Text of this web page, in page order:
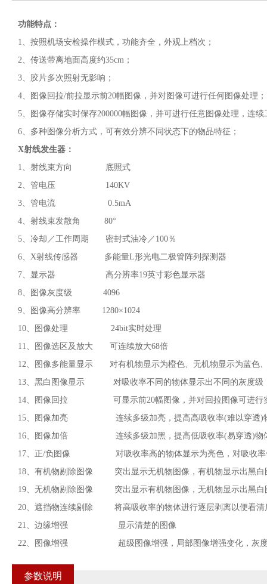
功能特点：
1、按照机场安检操作模式，功能齐全，外观上档次；
2、传送带离地面高度约35cm；
3、胶片多次照射无影响；
4、图像回拉/前拉显示前20幅图像，并对图像可进行任何图像处理；
5、图像存储实时保存200000幅图像，并可进行任意图像处理，连续
6、多种图像分析方式，可有效分辨不同状态下的物品特征；
X射线发生器：
1、射线束方向 底照式
2、管电压 140KV
3、管电流 0.5mA
4、射线束发散角 80°
5、冷却／工作周期 密封式油冷／100％
6、X射线传感器 多能量L形光电二极管阵列探测器
7、显示器 高分辨率19英寸彩色显示器
8、图像灰度级 4096
9、图像高分辨率 1280×1024
10、图像处理 24bit实时处理
11、图像选区及放大 可连续放大68倍
12、图像多能量显示 对有机物显示为橙色、无机物显示为蓝色
13、黑白图像显示 对吸收率不同的物体显示出不同的灰度级
14、图像回拉 可显示前20幅图像，并对回拉图像可进行
15、图像加亮 连续多级加亮，提高高吸收率(难以穿透)物
16、图像加倍 连续多级加黑，提高低吸收率(易穿透)物
17、正/负图像 对吸收率高的物体显示为亮色，对吸收率低
18、有机物剔除图像 突出显示无机物图像，有机物显示出黑白
19、无机物剔除图像 突出显示有机物图像，无机物显示出黑白
20、遮挡物连续剔除 将高吸收率的物体进行逐层剥离以便看清
21、边缘增强 显示清楚的图像
22、图像增强 超级图像增强，局部图像增强变化，灰度
参数说明